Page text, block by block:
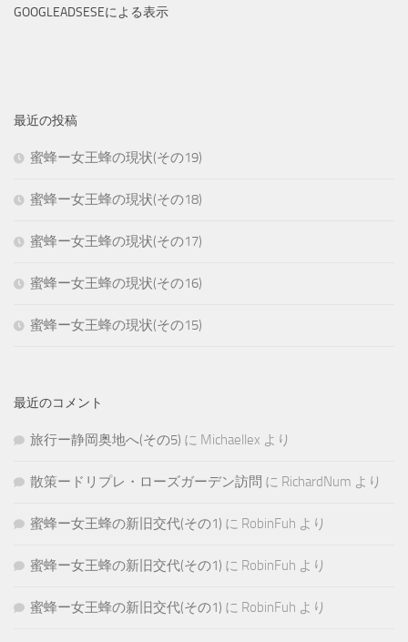
GOOGLEADSESEによる表示
最近の投稿
蜜蜂ー女王蜂の現状(その19)
蜜蜂ー女王蜂の現状(その18)
蜜蜂ー女王蜂の現状(その17)
蜜蜂ー女王蜂の現状(その16)
蜜蜂ー女王蜂の現状(その15)
最近のコメント
旅行ー静岡奥地へ(その5) に Michaellex より
散策ードリプレ・ローズガーデン訪問 に RichardNum より
蜜蜂ー女王蜂の新旧交代(その1) に RobinFuh より
蜜蜂ー女王蜂の新旧交代(その1) に RobinFuh より
蜜蜂ー女王蜂の新旧交代(その1) に RobinFuh より